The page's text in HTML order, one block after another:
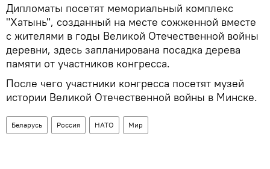
Дипломаты посетят мемориальный комплекс
"Хатынь", созданный на месте сожженной вместе
с жителями в годы Великой Отечественной войны
деревни, здесь запланирована посадка дерева
памяти от участников конгресса.
После чего участники конгресса посетят музей
истории Великой Отечественной войны в Минске.
Беларусь Россия НАТО Мир